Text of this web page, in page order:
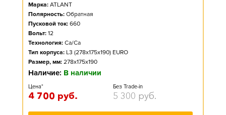
Марка: ATLANT
Полярность: Обратная
Пусковой ток: 660
Вольт: 12
Технология: Ca/Ca
Тип корпуса: L3 (278x175x190) EURO
Размер, мм: 278x175x190
Наличие: В наличии
Цена*
4 700 руб.
Без Trade-in
5 300 руб.